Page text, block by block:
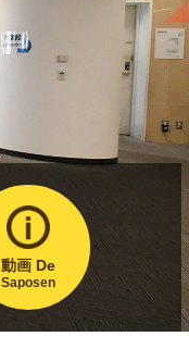
動画 De
Saposen